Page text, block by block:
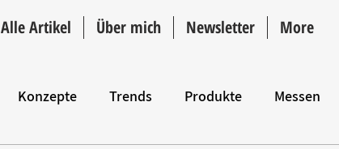
Alle Artikel Über mich Newsletter More
Konzepte Trends Produkte Messen